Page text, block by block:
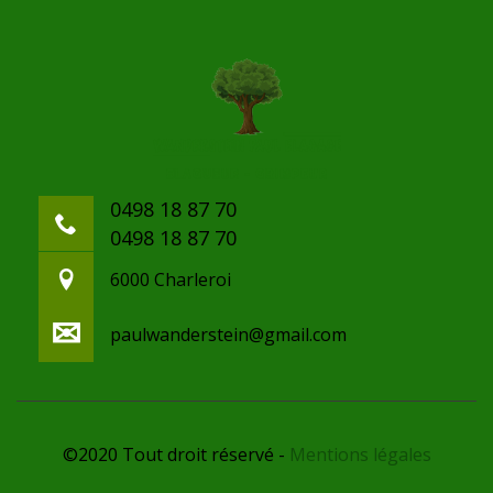
0498 18 87 70
0498 18 87 70
6000 Charleroi
paulwanderstein@gmail.com
©2020 Tout droit réservé - Mentions légales